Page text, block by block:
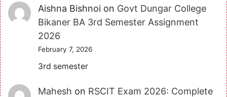
Aishna Bishnoion Govt Dungar College
Bikaner BA 3rd Semester Assignment
2026
February 7, 2026
3rd semester
Mahesh on RSCIT Exam 2026: Complete